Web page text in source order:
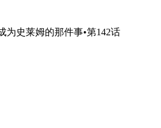
为史莱姆的那件事•第142话